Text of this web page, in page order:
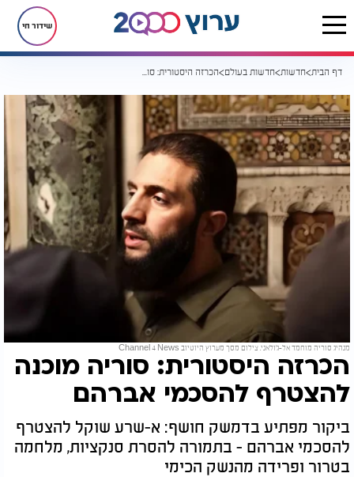
שידור חי
דף הבית חדשות חדשות בעולם הכרזה היסטורית: סוריה מוכנה להצטרף להסכמי אברהם
מנהיג סוריה מוחמד אל-ג'ולאני. צילום מסך מערוץ היוטיוב Channel 4 News
הכרזה היסטורית: סוריה מוכנה
להצטרף להסכמי אברהם
ביקור מפתיע בדמשק חושף: א-שרע שוקל להצטרף
להסכמי אברהם - בתמורה להסרת סנקציות, מלחמה
בטרור ופרידה מהנשק הכימי